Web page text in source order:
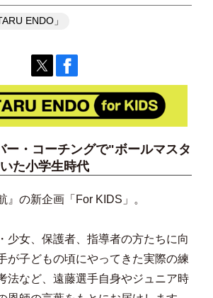
ENDO」
ー・コーチングで"ボールマスタ
た小学生時代
の新企画「For KIDS」。
女、保護者、指導者の方たちに向
が子どもの頃にやってきた実際の練
法など、遠藤選手自身やジュニア時